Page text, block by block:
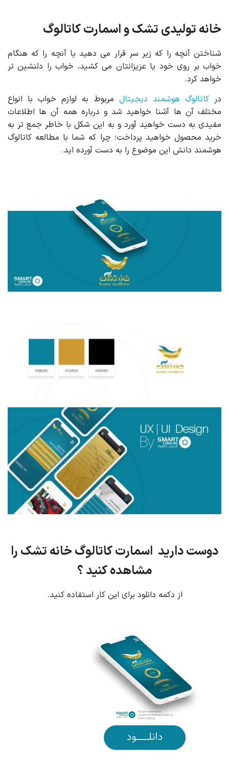
خانه تولیدی تشک و اسمارت کاتالوگ
شناختن آنچه را که زیر سر قرار می دهید یا آنچه را که هنگام
خواب بر روی خود یا عزیزانتان می کشید، خواب را دلنشین تر
خواهد کرد.
درکاتالوگ هوشمند دیجیتال مربوط به لوازم خواب با انواع
مختلف آن ها آشنا خواهید شد و درباره همه آن ها اطلاعات
مفیدی به دست خواهید آورد و به این شکل با خاطر جمع تر به
خرید محصول خواهید پرداخت؛ چرا که شما با مطالعه کاتالوگ
هوشمند دانش این موضوع را به دست آورده اید.
دوست دارید اسمارت کاتالوگ خانه تشک را
مشاهده کنید ؟
از دکمه دانلود برای این کار استفاده کنید.